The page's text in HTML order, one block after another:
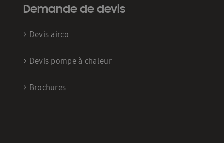
Demande de devis
> Devis airco
> Devis pompe à chaleur
> Brochures